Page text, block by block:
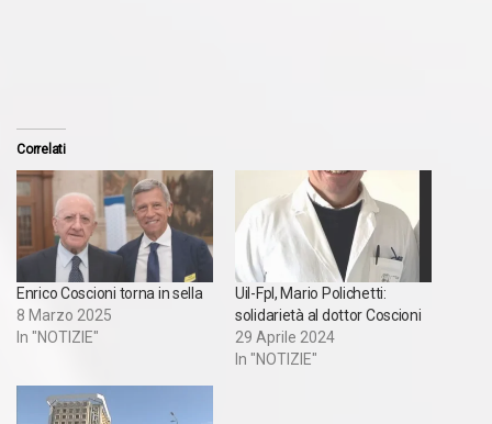
Correlati
Enrico Coscioni torna in sella
8 Marzo 2025
In "NOTIZIE"
Uil-Fpl, Mario Polichetti:
solidarietà al dottor Coscioni
29 Aprile 2024
In "NOTIZIE"